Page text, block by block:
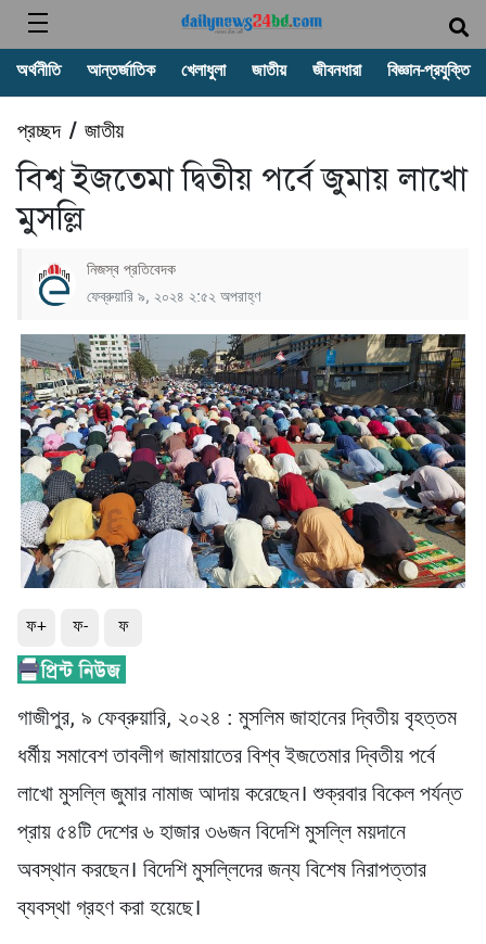
অর্থনীতি আন্তর্জাতিক খেলাধুলা জাতীয় জীবনধারা বিজ্ঞান-প্রযুক্তি
প্রচ্ছদ/ জাতীয়
বিশ্ব ইজতেমা দ্বিতীয় পর্বে জুমায় লাখো
মুসল্লি
নিজস্ব প্রতিবেদক
ফেব্রুয়ারি ৯, ২০২৪ ২:৫২ অপরাহ্ণ
ফ+ ফ- ফ
গাজীপুর, ৯ ফেব্রুয়ারি, ২০২৪ : মুসলিম জাহানের দ্বিতীয় বৃহত্তম
ধর্মীয় সমাবেশ তাবলীগ জামায়াতের বিশ্ব ইজতেমার দ্বিতীয় পর্বে
লাখো মুসল্লি জুমার নামাজ আদায় করেছেন। শুক্রবার বিকেল পর্যন্ত
প্রায় ৫৪টি দেশের ৬ হাজার ৩৬জন বিদেশি মুসল্লি ময়দানে
অবস্থান করছেন। বিদেশি মুসল্লিদের জন্য বিশেষ নিরাপত্তার
ব্যবস্থা গ্রহণ করা হয়েছে।